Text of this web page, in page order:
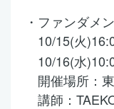
・ファンダメ
10/15(火
10/16(水
開催場所：
講師：